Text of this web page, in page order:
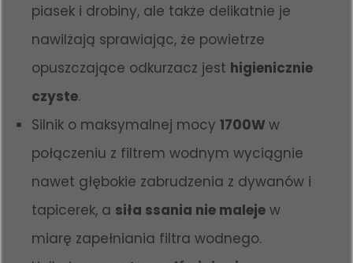
piasek i drobiny, ale także delikatnie je
nawilżają sprawiając, że powietrze
opuszczające odkurzacz jest higienicznie
czyste.
Silnik o maksymalnej mocy 1700W w
połączeniu z filtrem wodnym wyciągnie
nawet głębokie zabrudzenia z dywanów i
tapicerek, a siła ssania nie maleje w
miarę zapełniania filtra wodnego.